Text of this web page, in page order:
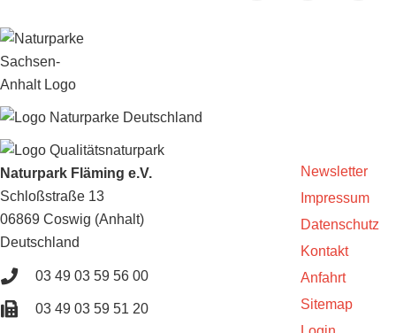
Naturpark Fläming e.V.
Schloßstraße 13
06869 Coswig (Anhalt)
Deutschland
03 49 03 59 56 00
03 49 03 59 51 20
Newsletter
Impressum
Datenschutz
Kontakt
Anfahrt
Sitemap